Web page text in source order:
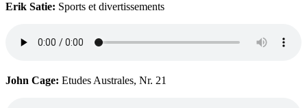
Erik Satie: Sports et divertissements
John Cage: Etudes Australes, Nr. 21